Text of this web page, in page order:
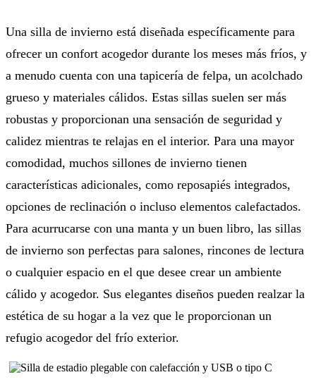
Una silla de invierno está diseñada específicamente para
ofrecer un confort acogedor durante los meses más fríos, y
a menudo cuenta con una tapicería de felpa, un acolchado
grueso y materiales cálidos. Estas sillas suelen ser más
robustas y proporcionan una sensación de seguridad y
calidez mientras te relajas en el interior. Para una mayor
comodidad, muchos sillones de invierno tienen
características adicionales, como reposapiés integrados,
opciones de reclinación o incluso elementos calefactados.
Para acurrucarse con una manta y un buen libro, las sillas
de invierno son perfectas para salones, rincones de lectura
o cualquier espacio en el que desee crear un ambiente
cálido y acogedor. Sus elegantes diseños pueden realzar la
estética de su hogar a la vez que le proporcionan un
refugio acogedor del frío exterior.